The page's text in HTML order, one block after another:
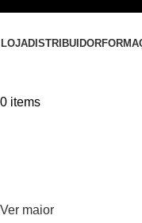
LOJADISTRIBUIDOR
0 items
Ver maior